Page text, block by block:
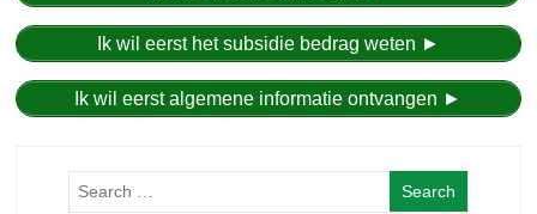
Ik wil eerst het subsidie bedrag weten ►
Ik wil eerst algemene informatie ontvangen ►